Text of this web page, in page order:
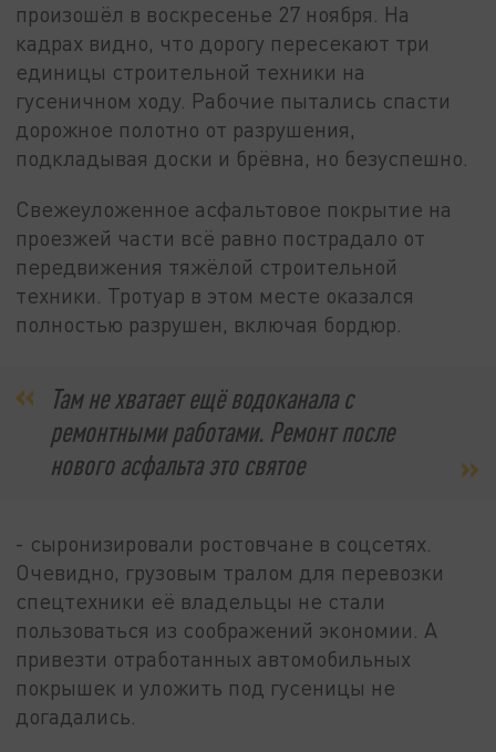
произошёл в воскресенье 27 ноября. На
кадрах видно, что дорогу пересекают три
единицы строительной техники на
гусеничном ходу. Рабочие пытались спасти
дорожное полотно от разрушения,
подкладывая доски и брёвна, но безуспешно.
Свежеуложенное асфальтовое покрытие на
проезжей части всё равно пострадало от
передвижения тяжёлой строительной
техники. Тротуар в этом месте оказался
полностью разрушен, включая бордюр.
Там не хватает ещё водоканала с
ремонтными работами. Ремонт после
нового асфальта это святое
- сыронизировали ростовчане в соцсетях.
Очевидно, грузовым тралом для перевозки
спецтехники её владельцы не стали
пользоваться из соображений экономии. А
привезти отработанных автомобильных
покрышек и уложить под гусеницы не
догадались.